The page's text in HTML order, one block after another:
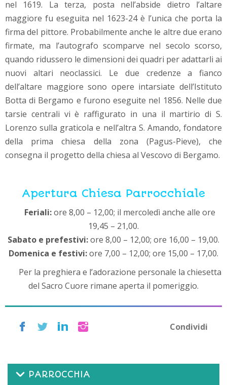
nel 1619. La terza, posta nell’abside dietro l’altare
maggiore fu eseguita nel 1623-24 è l’unica che porta la
firma del pittore. Probabilmente anche le altre due erano
firmate, ma l’autografo scomparve nel secolo scorso,
quando ridussero le dimensioni dei quadri per adattarli ai
nuovi altari neoclassici. Le due credenze a fianco
dell’altare maggiore sono opere intarsiate dell’Istituto
Botta di Bergamo e furono eseguite nel 1856. Nelle due
tarsie centrali vi è raffigurato in una il martirio di S.
Lorenzo sulla graticola e nell’altra S. Amando, fondatore
della prima chiesa della zona (Pagus-Pieve), che
consegna il progetto della chiesa al Vescovo di Bergamo.
Apertura Chiesa Parrocchiale
Feriali:ore 8,00 – 12,00; il mercoledì anche alle ore
19,45 – 21,00.
Sabato e prefestivi:ore 8,00 – 12,00; ore 16,00 – 19,00.
Domenica e festivi:ore 7,00 – 12,00; ore 15,00 – 17,00.
Per la preghiera e l’adorazione personale la chiesetta
del Sacro Cuore rimane aperta il pomeriggio.
Condividi
PARROCCHIA